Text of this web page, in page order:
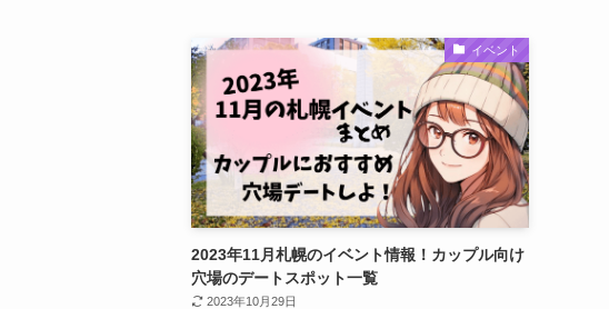
イベント
2023年11月札幌のイベント情報！カップル向け
穴場のデートスポット一覧
2023年10月29日